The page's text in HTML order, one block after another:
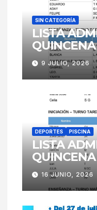
SIN CATEGORÍA
LISTA
9 JULIO, 2026
DEPORTES PISCINA
LISTA
16 JUNIO, 2026